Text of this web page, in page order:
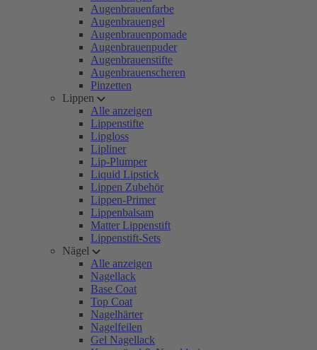
Augenbrauenfarbe
Augenbrauengel
Augenbrauenpomade
Augenbrauenpuder
Augenbrauenstifte
Augenbrauenscheren
Pinzetten
Lippen
Alle anzeigen
Lippenstifte
Lipgloss
Lipliner
Lip-Plumper
Liquid Lipstick
Lippen Zubehör
Lippen-Primer
Lippenbalsam
Matter Lippenstift
Lippenstift-Sets
Nägel
Alle anzeigen
Nagellack
Base Coat
Top Coat
Nagelhärter
Nagelfeilen
Gel Nagellack